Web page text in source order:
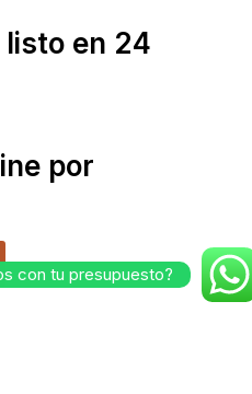
en 24
por
con tu presupuesto?